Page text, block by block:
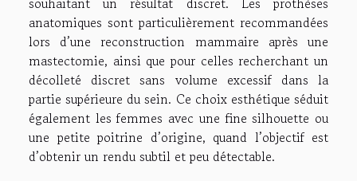
anatomiques sont particulièrement recommandées
lors d’une reconstruction mammaire après une
mastectomie, ainsi que pour celles recherchant un
décolleté discret sans volume excessif dans la
partie supérieure du sein. Ce choix esthétique séduit
également les femmes avec une fine silhouette ou
une petite poitrine d’origine, quand l’objectif est
d’obtenir un rendu subtil et peu détectable.